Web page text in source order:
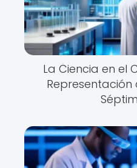
La Ciencia en el
Representación